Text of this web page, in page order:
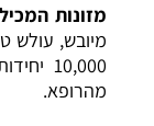
המכילים
עולש טרי,
10,000 יחידות